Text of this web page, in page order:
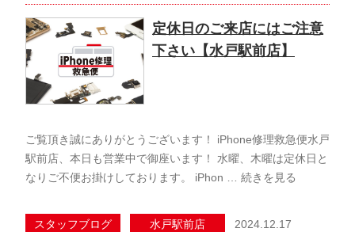
定休日のご来店にはご注意
下さい【水戸駅前店】
ご覧頂き誠にありがとうございます！ iPhone修理救急便水戸
駅前店、本日も営業中で御座います！ 水曜、木曜は定休日と
なりご不便お掛けしております。 iPhon … 続きを見る
スタッフブログ 水戸駅前店 2024.12.17